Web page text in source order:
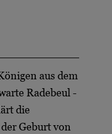
aus dem
Radebeul -
die
Geburt von